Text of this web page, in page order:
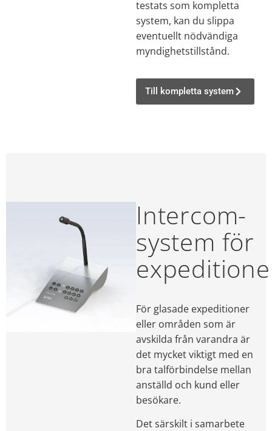
testats som kompletta
system, kan du slippa
eventuellt nödvändiga
myndighetstillstånd.
Till kompletta system
Intercom-
system för
För glasade expeditioner
eller områden som är
avskilda från varandra är
det mycket viktigt med en
bra talförbindelse mellan
anställd och kund eller
besökare.
Det särskilt i samarbete